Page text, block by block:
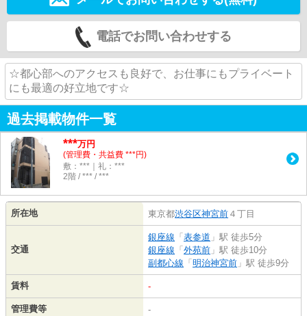
電話でお問い合わせする
☆都心部へのアクセスも良好で、お仕事にもプライベート
にも最適の好立地です☆
過去掲載物件一覧
***万円
(管理費・共益費 ***円)
敷：***｜礼：***
2階 / *** / ***
所在地 東京都渋谷区神宮前 ４丁目
交通
銀座線 「 表参道 」駅 徒歩5分
銀座線 「 外苑前 」駅 徒歩10分
副都心線 「 明治神宮前 」駅 徒歩9分
賃料 -
管理費等 -